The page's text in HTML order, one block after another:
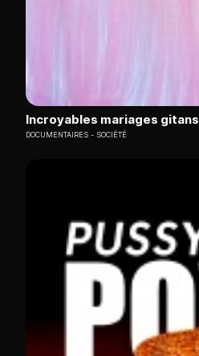
Incroyables mariages gitans
DOCUMENTAIRES SOCIÉTÉ